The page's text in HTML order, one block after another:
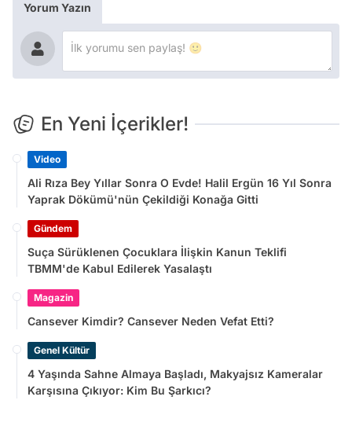
Yorum Yazın
En Yeni İçerikler!
Video
Ali Rıza Bey Yıllar Sonra O Evde! Halil Ergün 16 Yıl Sonra
Yaprak Dökümü'nün Çekildiği Konağa Gitti
Gündem
Suça Sürüklenen Çocuklara İlişkin Kanun Teklifi
TBMM'de Kabul Edilerek Yasalaştı
Magazin
Cansever Kimdir? Cansever Neden Vefat Etti?
Genel Kültür
4 Yaşında Sahne Almaya Başladı, Makyajsız Kameralar
Karşısına Çıkıyor: Kim Bu Şarkıcı?